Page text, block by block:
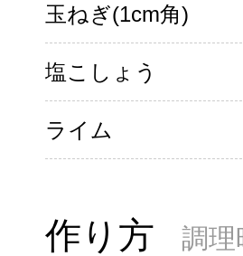
玉ねぎ(1cm角)
塩こしょう
ライム
作り方 調理